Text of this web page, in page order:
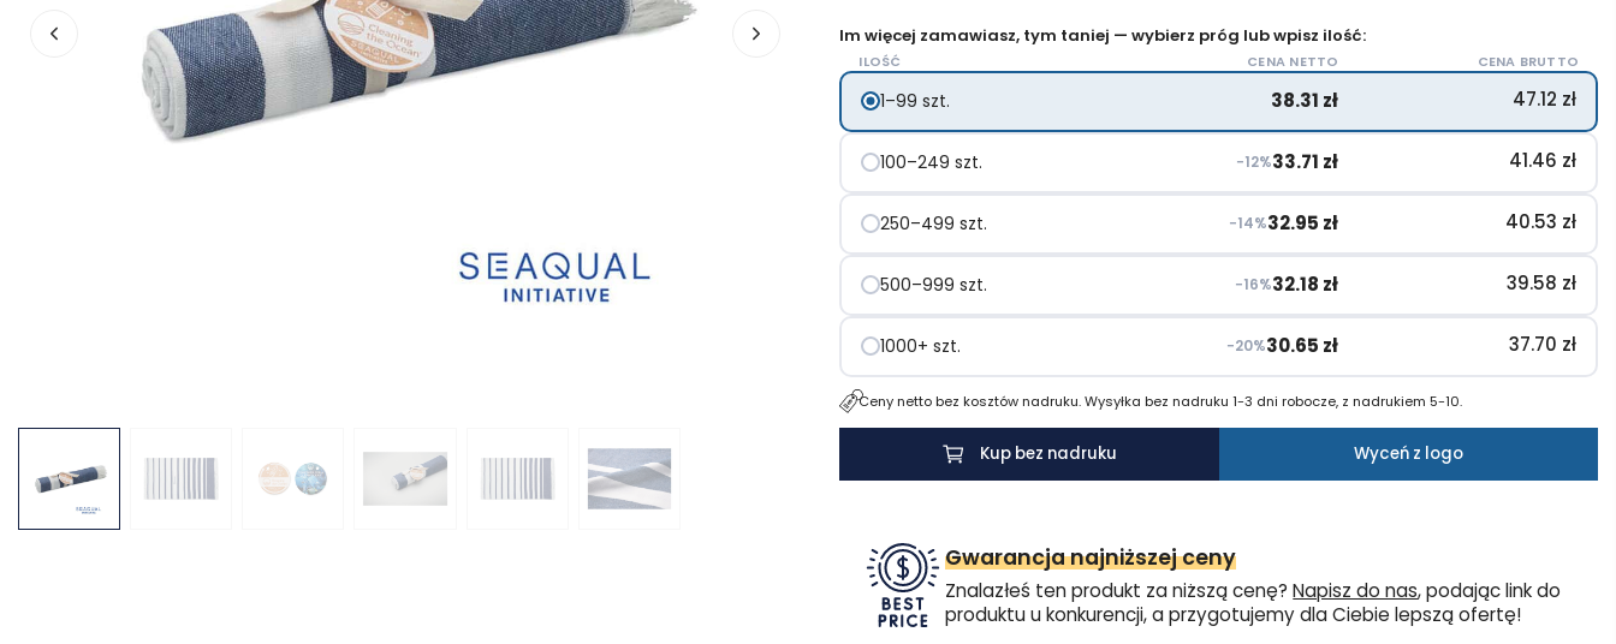
WAVE
Im więcej zamawiasz, tym taniej — wybierz próg lub wpisz ilość:
ILOŚĆ CENA NETTO CENA BRUTTO
1–99 szt. 38.31 zł 47.12 zł
100–249 szt. −12%33.71 zł 41.46 zł
250–499 szt. −14%32.95 zł 40.53 zł
500–999 szt. −16%32.18 zł 39.58 zł
1000+ szt. −20%30.65 zł 37.70 zł
Ceny netto bez kosztów nadruku. Wysyłka bez nadruku 1-3 dni robocze, z nadrukiem 5-10.
Kup bez nadruku Wyceń z logo
Gwarancja najniższej ceny
Znalazłeś ten produkt za niższą cenę?Napisz do nas, podając link do
produktu u konkurencji, a przygotujemy dla Ciebie lepszą ofertę!